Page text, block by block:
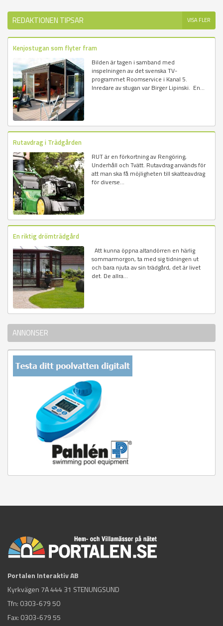
REDAKTIONEN TIPSAR VISA FLER
Kenjostugan som flyter fram
Bilden är tagen i samband med
inspelningen av det svenska TV-
programmet Roomservice i Kanal 5.
Inredare av stugan var Birger Lipinski. En...
Rutavdrag i Trädgården
RUT är en förkortning av Rengöring,
Underhåll och Tvätt. Rutavdrag används för
att man ska få möjligheten till skatteavdrag
för diverse...
En riktig drömträdgård
Att kunna öppna altandörren en härlig
sommarmorgon, ta med sig tidningen ut
och bara njuta av sin trädgård, det är livet
det. De allra...
ANNONSER
Portalen Interaktiv AB
Kyrkvägen 7A 444 31 STENUNGSUND
Tfn: 0303-679 50
Fax: 0303-679 55